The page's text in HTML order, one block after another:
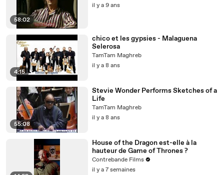
58:02
il y a 9 ans
4:15
chico et les gypsies - Malaguena
Selerosa
TamTam Maghreb
il y a 8 ans
55:08
Stevie Wonder Performs Sketches of a
Life
TamTam Maghreb
il y a 8 ans
House of the Dragon est-elle à la
hauteur de Game of Thrones ?
Contrebande Films
il y a 7 semaines